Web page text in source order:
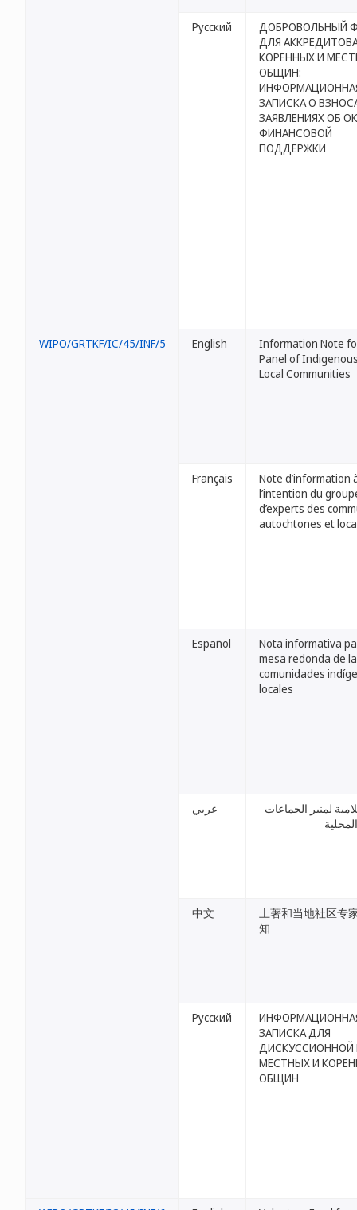
Русский
ДОБРОВОЛЬНЫЙ
ДЛЯ
КОРЕННЫХ И
ОБЩИН:
ЗАПИСКА О
ЗАЯВЛЕНИЯХ ОБ
ФИНАНСОВОЙ
ПОДДЕРЖКИ
WIPO/GRTKF/IC/45/INF/5 English
Information Note
Panel of
Local Communities
Français
Note d’information
l’intention du
d’experts des
autochtones et
Español
Nota informativa
mesa redonda de
comunidades
locales
عربي
لمنبر الجماعات
中文
土著和当地社区专
知
Русский
ЗАПИСКА ДЛЯ
ДИСКУССИОННОЙ
МЕСТНЫХ И
ОБЩИН